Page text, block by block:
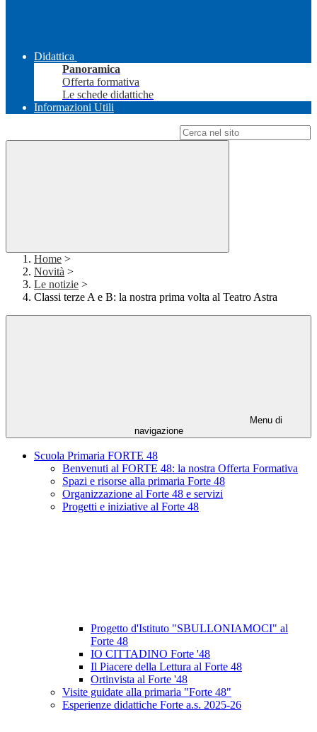
Didattica
Panoramica
Offerta formativa
Le schede didattiche
Informazioni Utili
Home >
Novità >
Le notizie >
Classi terze A e B: la nostra prima volta al Teatro Astra
Menu di
navigazione
Scuola Primaria FORTE 48
Benvenuti al FORTE 48: la nostra Offerta Formativa
Spazi e risorse alla primaria Forte 48
Organizzazione al Forte 48 e servizi
Progetti e iniziative al Forte 48
Progetto d'Istituto "SBULLONIAMOCI" al
Forte 48
IO CITTADINO Forte '48
Il Piacere della Lettura al Forte 48
Ortinvista al Forte '48
Visite guidate alla primaria "Forte 48"
Esperienze didattiche Forte a.s. 2025-26